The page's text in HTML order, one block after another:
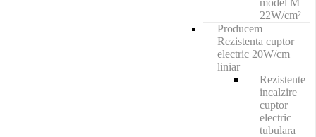
22W/cm²
Producem
Rezistenta cuptor
electric 20W/cm
liniar
Rezistente
incalzire
cuptor
electric
tubulara